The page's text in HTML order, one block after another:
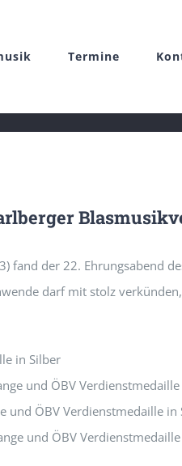
Termine
fand der 22. Ehrungsabend
darf mit stolz
in Silber
und ÖBV
und ÖBV Verdienstmedaille in
und ÖBV